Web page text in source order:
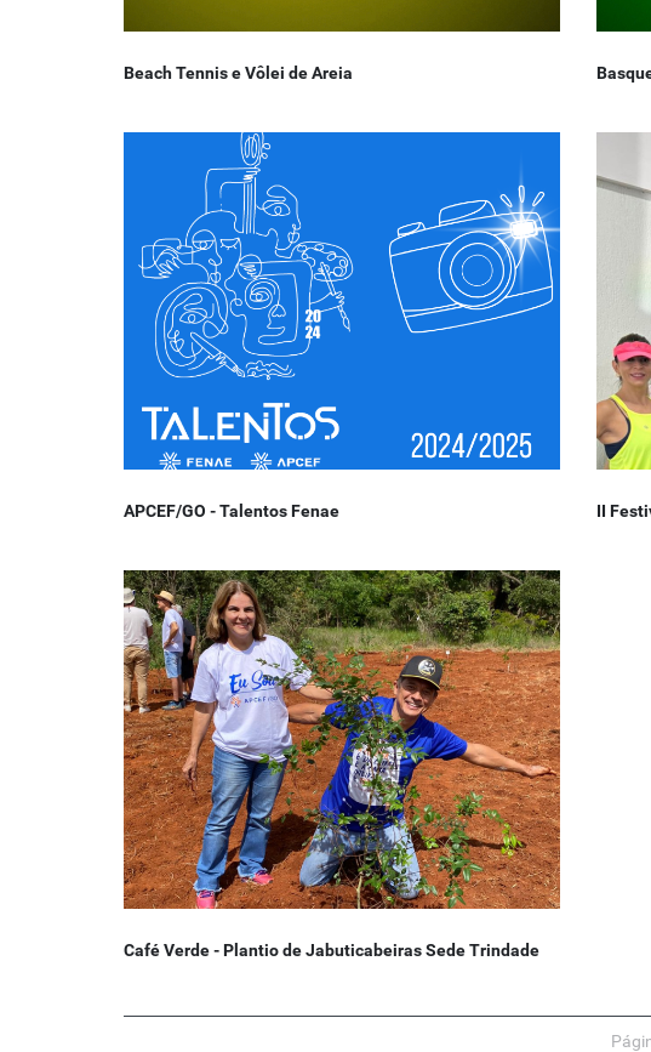
Beach Tennis e Vôlei de Areia
APCEF/GO - Talentos Fenae II
Café Verde - Plantio de Jabuticabeiras Sede Trindade